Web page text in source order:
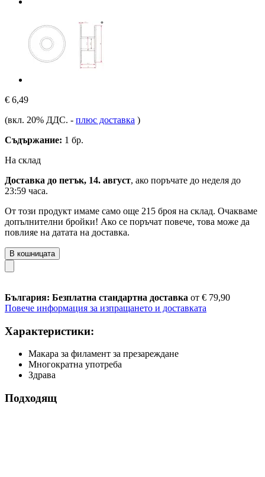
€ 6,49
(вкл. 20% ДДС. - плюс доставка )
Съдържание: 1 бр.
На склад
Доставка до петък, 14. август, ако поръчате до неделя до
23:59 часа.
От този продукт имаме само още 215 броя на склад. Очакваме
допълнителни бройки! Ако се поръчат повече, това може да
повлияе на датата на доставка.
В кошницата
България: Безплатна стандартна доставка от € 79,90
Повече информация за изпращането и доставката
Характеристики:
Макара за филамент за презареждане
Многократна употреба
Здрава
Подходящ